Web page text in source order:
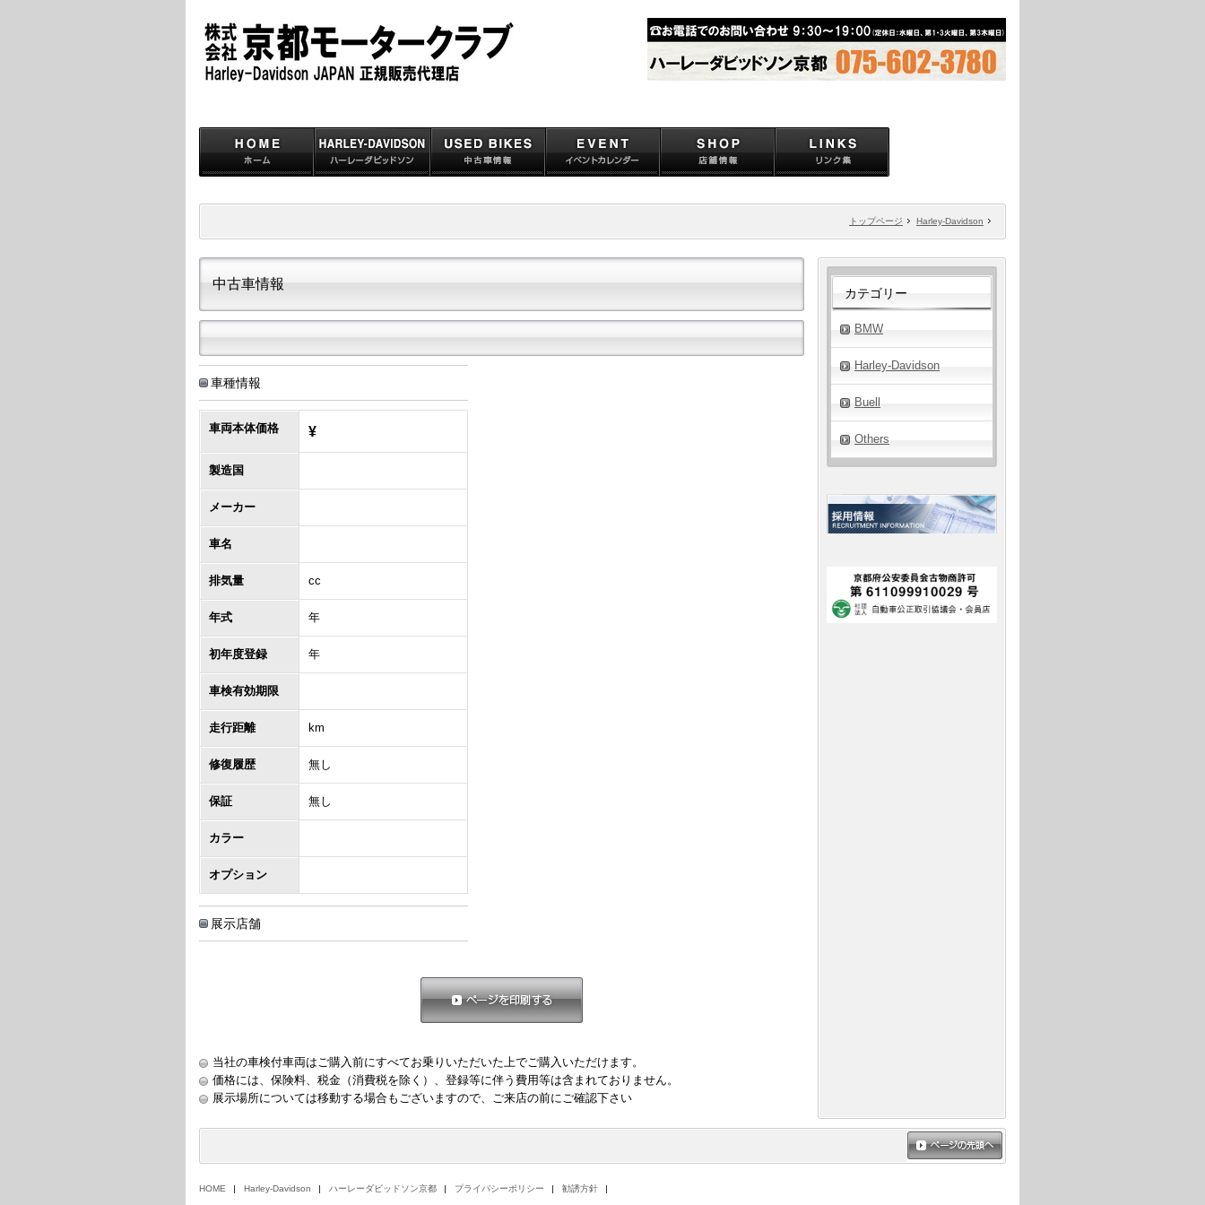
トップページ Harley-Davidson
中古車情報
車種情報
車両本体価格 ¥
製造国
メーカー
車名
排気量 cc
年式 年
初年度登録 年
車検有効期限
走行距離 km
修復履歴 無し
保証 無し
カラー
オプション
展示店舗
当社の車検付車両はご購入前にすべてお乗りいただいた上でご購入いただけます。
価格には、保険料、税金（消費税を除く）、登録等に伴う費用等は含まれておりません。
展示場所については移動する場合もございますので、ご来店の前にご確認下さい
カテゴリー
BMW
Harley-Davidson
Buell
Others
HOME Harley-Davidson ハーレーダビッドソン京都 プライバシーポリシー 勧誘方針